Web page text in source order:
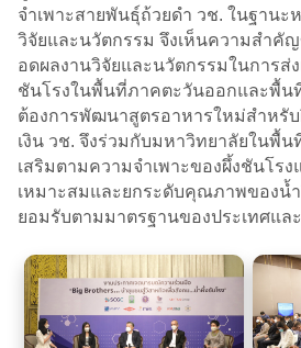
จำเพาะสายพันธุ์ถ้วยดำ วช. ในฐานะ
วิจัยและนวัตกรรม จึงเห็นความสำคั
อดผลงานวิจัยและนวัตกรรมในการส่ง
ชันโรงในพื้นที่ภาคตะวันออกและพื้น
ต้องการพัฒนาสูตรอาหารใหม่สำหรั
เงิน วช. จึงร่วมกับมหาวิทยาลัยในพื้
เสริมตามความจำเพาะของผึ้งชันโร
เหมาะสมและยกระดับคุณภาพของน้ำ
ยอมรับตามมาตรฐานของประเทศแล